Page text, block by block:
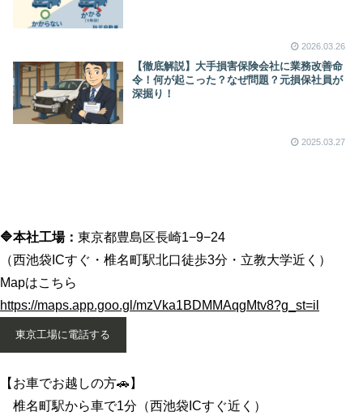
2026.03.26
【徹底解説】大手損害保険会社に業務改善命
令！何が起こった？なぜ問題？元損保社員が
深掘り！
2025.03.27
🔷本社工場： 東京都豊島区長崎1−9−24
（西池袋ICすぐ・椎名町駅北口徒歩3分・立教大学近く）
Mapはこちら
https://maps.app.goo.gl/mzVka1BDMMAqgMtv8?g_st=il
東京工場に電話する
【お車でお越しの方🚗】
椎名町駅から車で1分（西池袋ICすぐ近く）